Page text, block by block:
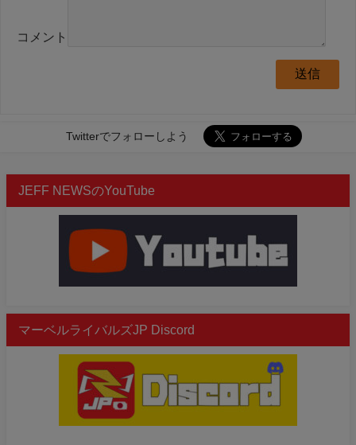
コメント
Twitterでフォローしよう
JEFF NEWSのYouTube
マーベルライバルズJP Discord